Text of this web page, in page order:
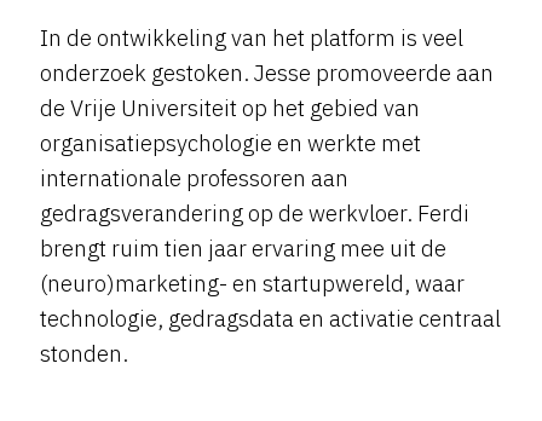
In de ontwikkeling van het platform is veel
onderzoek gestoken. Jesse promoveerde aan
de Vrije Universiteit op het gebied van
organisatiepsychologie en werkte met
internationale professoren aan
gedragsverandering op de werkvloer. Ferdi
brengt ruim tien jaar ervaring mee uit de
(neuro)marketing- en startupwereld, waar
technologie, gedragsdata en activatie centraal
stonden.